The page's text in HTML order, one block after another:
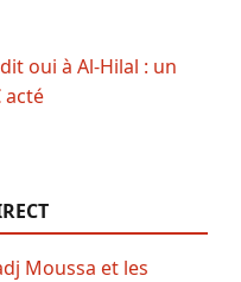
oui à Al-Hilal : un
acté
Moussa et les